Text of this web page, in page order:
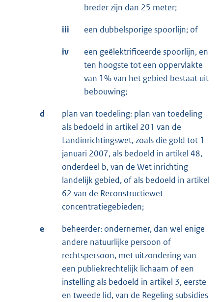
breder zijn dan 25 meter;
iii een dubbelsporige spoorlijn; of
iv
een geëlektrificeerde spoorlijn, en
ten hoogste tot een oppervlakte
van 1% van het gebied bestaat uit
bebouwing;
d
plan van toedeling: plan van toedeling
als bedoeld in artikel 201 van de
Landinrichtingswet, zoals die gold tot 1
januari 2007, als bedoeld in artikel 48,
onderdeel b, van de Wet inrichting
landelijk gebied, of als bedoeld in artikel
62 van de Reconstructiewet
concentratiegebieden;
e
beheerder: ondernemer, dan wel enige
andere natuurlijke persoon of
rechtspersoon, met uitzondering van
een publiekrechtelijk lichaam of een
instelling als bedoeld in artikel 3, eerste
en tweede lid, van de Regeling subsidies